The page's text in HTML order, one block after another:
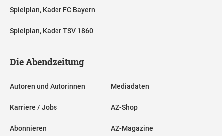
Spielplan, Kader FC Bayern
Spielplan, Kader TSV 1860
Die Abendzeitung
Autoren und Autorinnen
Karriere / Jobs
Abonnieren
Mediadaten
AZ-Shop
AZ-Magazine